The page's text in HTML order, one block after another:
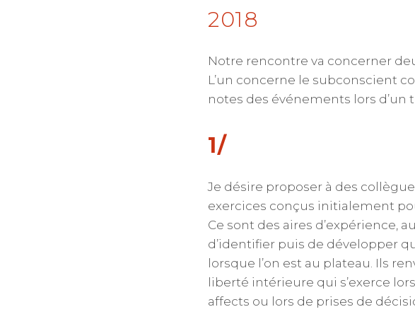
2018
Notre rencontre va concerner
L’un concerne le subconscient
notes des événements lors d’un
1/
Je désire proposer à des
exercices conçus initialement
Ce sont des aires d’expérience,
d’identifier puis de développer
lorsque l’on est au plateau. Ils
liberté intérieure qui s’exerce
affects ou lors de prises de